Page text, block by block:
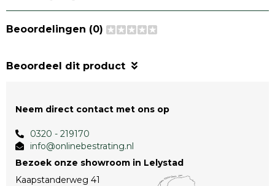
Beoordelingen (0)
Beoordeel dit product
Neem direct contact met ons op
0320 - 219170
info@onlinebestrating.nl
Bezoek onze showroom in Lelystad
Kaapstanderweg 41